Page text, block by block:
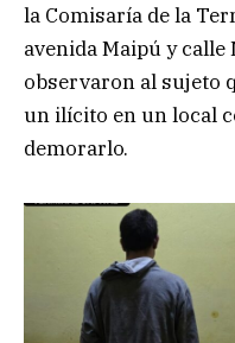
la Comisaría de la
avenida Maipú y
observaron al sujeto
un ilícito en un local
demorarlo.